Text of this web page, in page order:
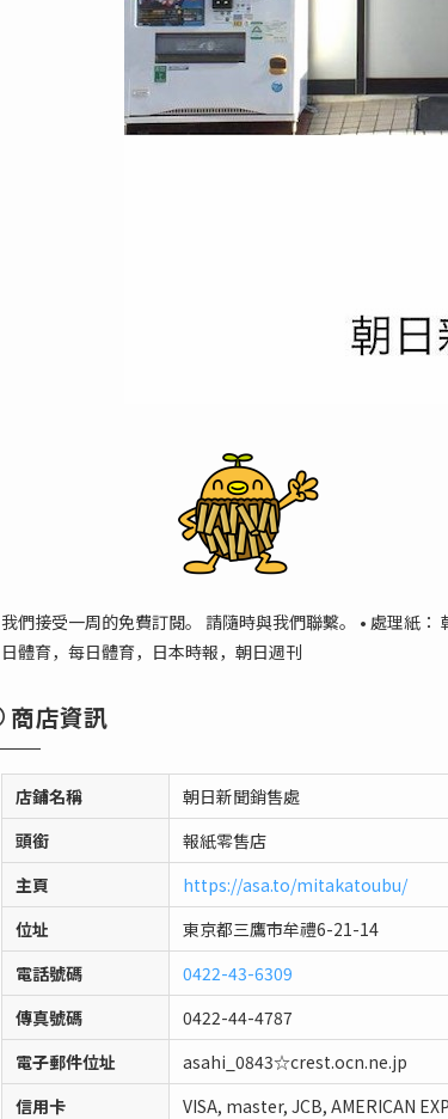
我們接受一周的免費訂閱。 請隨時與我們聯繫。 • 處理紙
日體育，每日體育，日本時報，朝日週刊
商店資訊
店鋪名稱
朝日新聞銷售處
頭銜
報紙零售店
主頁
https://asa.to/mitakatoubu/
位址
東京都三鷹市牟禮6-21-14
電話號碼
0422-43-6309
傳真號碼
0422-44-4787
電子郵件位址
asahi_0843☆crest.ocn.ne.jp
信用卡
VISA, master, JCB, AMERICAN